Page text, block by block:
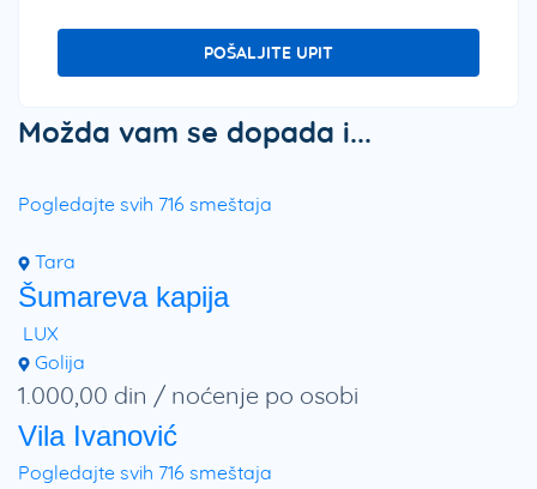
POŠALJITE UPIT
Možda vam se dopada i...
Pogledajte svih 716 smeštaja
Tara
Šumareva kapija
LUX
Golija
1.000,00 din / noćenje po osobi
Vila Ivanović
Pogledajte svih 716 smeštaja